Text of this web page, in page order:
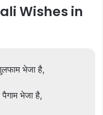
Wishes in
भेजा है,
भेजा है,